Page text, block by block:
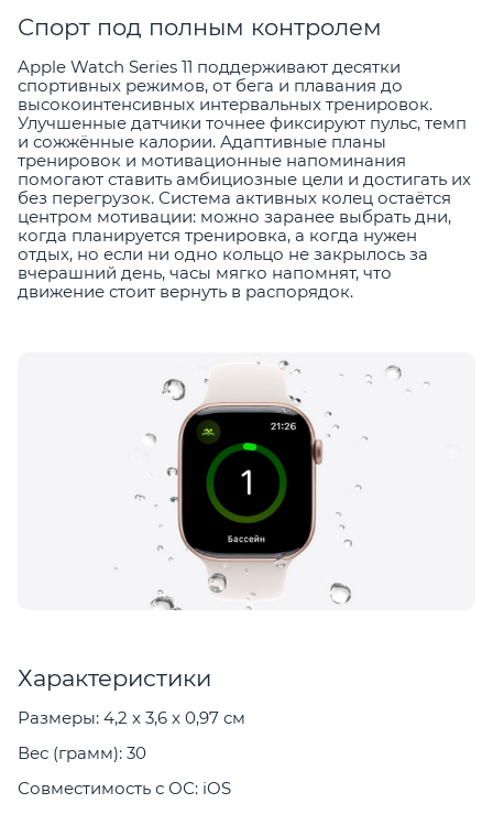
Спорт под полным контролем
Apple Watch Series 11 поддерживают десятки
спортивных режимов, от бега и плавания до
высокоинтенсивных интервальных тренировок.
Улучшенные датчики точнее фиксируют пульс, темп
и сожжённые калории. Адаптивные планы
тренировок и мотивационные напоминания
помогают ставить амбициозные цели и достигать их
без перегрузок. Система активных колец остаётся
центром мотивации: можно заранее выбрать дни,
когда планируется тренировка, а когда нужен
отдых, но если ни одно кольцо не закрылось за
вчерашний день, часы мягко напомнят, что
движение стоит вернуть в распорядок.
Характеристики
Размеры: 4,2 x 3,6 x 0,97 см
Вес (грамм): 30
Совместимость с ОС: iOS